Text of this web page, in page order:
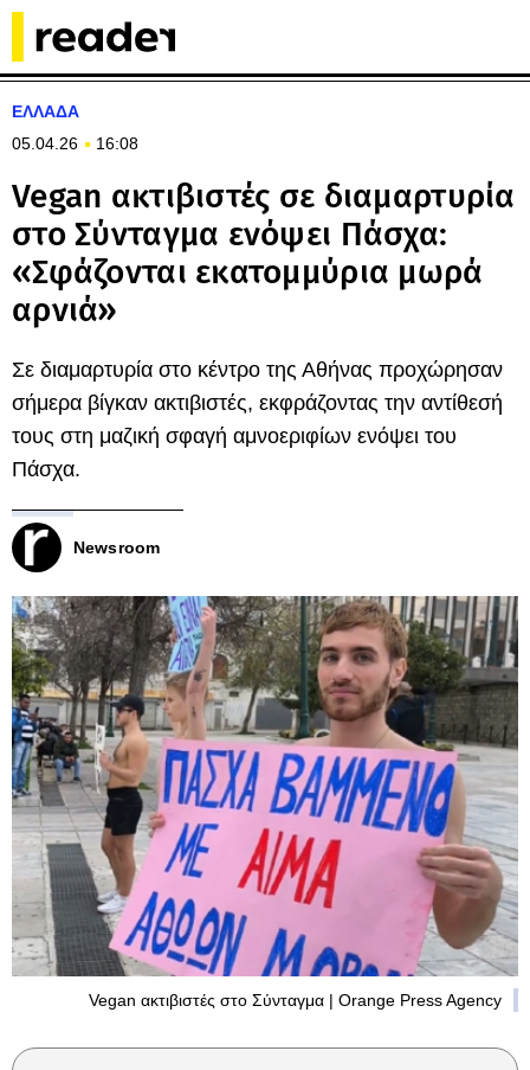
ΕΛΛΑΔΑ
05.04.26
16:08
Vegan ακτιβιστές σε διαμαρτυρία
στο Σύνταγμα ενόψει Πάσχα:
«Σφάζονται εκατομμύρια μωρά
αρνιά»
Σε διαμαρτυρία στο κέντρο της Αθήνας προχώρησαν
σήμερα βίγκαν ακτιβιστές, εκφράζοντας την αντίθεσή
τους στη μαζική σφαγή αμνοεριφίων ενόψει του
Πάσχα.
Newsroom
Vegan ακτιβιστές στο Σύνταγμα | Orange Press Agency